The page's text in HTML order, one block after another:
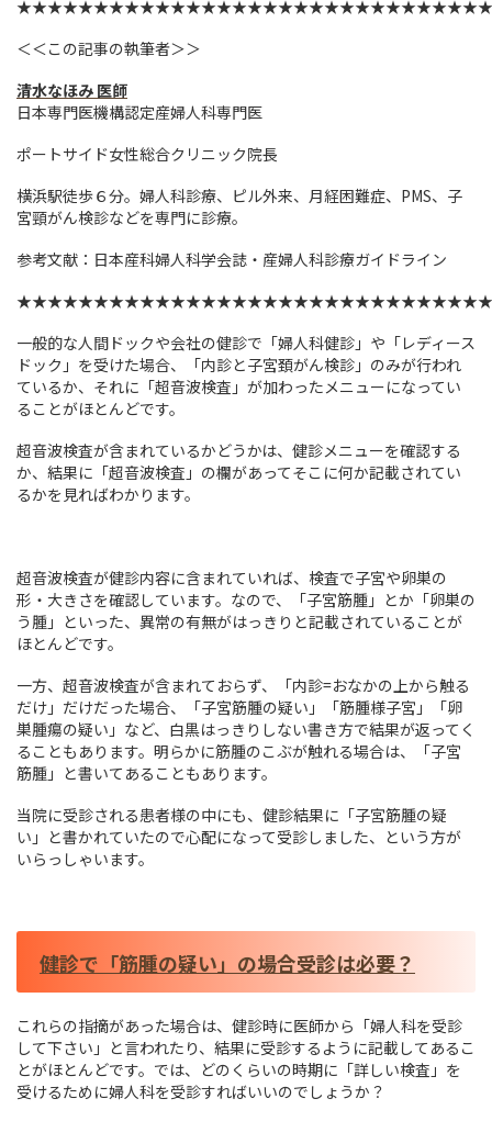
＜＜この記事の執筆者＞＞
清水なほみ 医師
日本専門医機構認定産婦人科専門医
ポートサイド女性総合クリニック院長
横浜駅徒歩６分。婦人科診療、ピル外来、月経困難症、PMS、子
宮頸がん検診などを専門に診療。
参考文献：日本産科婦人科学会誌・産婦人科診療ガイドライン
一般的な人間ドックや会社の健診で「婦人科健診」や「レディース
ドック」を受けた場合、「内診と子宮頚がん検診」のみが行われ
ているか、それに「超音波検査」が加わったメニューになってい
ることがほとんどです。
超音波検査が含まれているかどうかは、健診メニューを確認する
か、結果に「超音波検査」の欄があってそこに何か記載されてい
るかを見ればわかります。
超音波検査が健診内容に含まれていれば、検査で子宮や卵巣の
形・大きさを確認しています。なので、「子宮筋腫」とか「卵巣の
う腫」といった、異常の有無がはっきりと記載されていることが
ほとんどです。
一方、超音波検査が含まれておらず、「内診=おなかの上から触る
だけ」だけだった場合、「子宮筋腫の疑い」「筋腫様子宮」「卵
巣腫瘍の疑い」など、白黒はっきりしない書き方で結果が返ってく
ることもあります。明らかに筋腫のこぶが触れる場合は、「子宮
筋腫」と書いてあることもあります。
当院に受診される患者様の中にも、健診結果に「子宮筋腫の疑
い」と書かれていたので心配になって受診しました、という方が
いらっしゃいます。
健診で「筋腫の疑い」の場合受診は必要？
これらの指摘があった場合は、健診時に医師から「婦人科を受診
して下さい」と言われたり、結果に受診するように記載してあるこ
とがほとんどです。では、どのくらいの時期に「詳しい検査」を
受けるために婦人科を受診すればいいのでしょうか？